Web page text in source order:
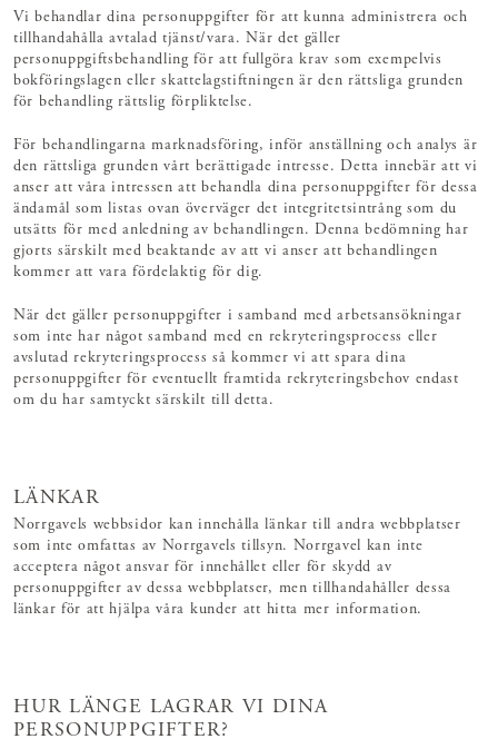
Vi behandlar dina personuppgifter för att kunna administrera och
tillhandahålla avtalad tjänst/vara. När det gäller
personuppgiftsbehandling för att fullgöra krav som exempelvis
bokföringslagen eller skattelagstiftningen är den rättsliga grunden
för behandling rättslig förpliktelse.
För behandlingarna marknadsföring, inför anställning och analys är
den rättsliga grunden vårt berättigade intresse. Detta innebär att vi
anser att våra intressen att behandla dina personuppgifter för dessa
ändamål som listas ovan överväger det integritetsintrång som du
utsätts för med anledning av behandlingen. Denna bedömning har
gjorts särskilt med beaktande av att vi anser att behandlingen
kommer att vara fördelaktig för dig.
När det gäller personuppgifter i samband med arbetsansökningar
som inte har något samband med en rekryteringsprocess eller
avslutad rekryteringsprocess så kommer vi att spara dina
personuppgifter för eventuellt framtida rekryteringsbehov endast
om du har samtyckt särskilt till detta.
LÄNKAR
Norrgavels webbsidor kan innehålla länkar till andra webbplatser
som inte omfattas av Norrgavels tillsyn. Norrgavel kan inte
acceptera något ansvar för innehållet eller för skydd av
personuppgifter av dessa webbplatser, men tillhandahåller dessa
länkar för att hjälpa våra kunder att hitta mer information.
HUR LÄNGE LAGRAR VI DINA
PERSONUPPGIFTER?